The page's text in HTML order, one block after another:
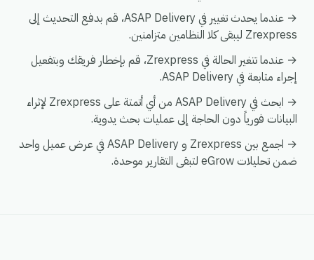
→ عندما يحدث تغيير في ASAP Delivery، قم بدفع التحديث إلى
Zrexpress ليبقى كلا النظامين متزامنين.
→ عندما تتغير الحالة في Zrexpress، قم بإخطار فريقك وبتفعيل
إجراء متابعة في ASAP Delivery.
→ ابحث في ASAP Delivery من أي أتمتة على Zrexpress لإثراء
البيانات فورياً دون الحاجة إلى عمليات بحث يدوية.
→ اجمع بين Zrexpress و ASAP Delivery في عرض عميل واحد
ضمن تحليلات eGrow لتبقى التقارير موحدة.